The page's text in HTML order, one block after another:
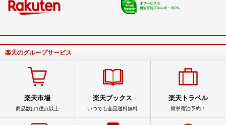
楽天のグループサービス
楽天市場
商品数は1億点以上
楽天ブックス
いつでも全品送料無料
楽天トラベル
簡単宿泊予約！